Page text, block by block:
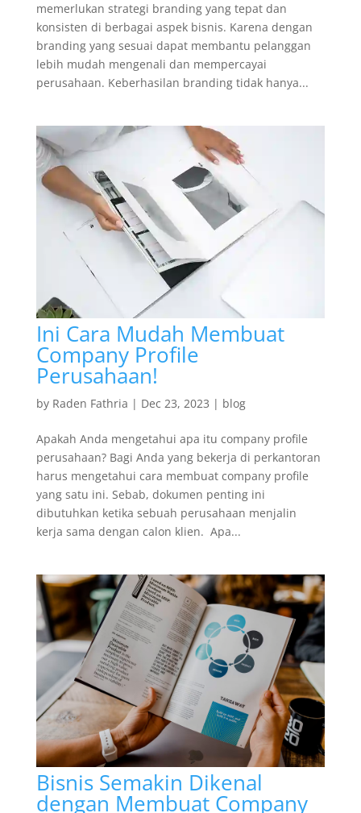
memerlukan strategi branding yang tepat dan
konsisten di berbagai aspek bisnis. Karena dengan
branding yang sesuai dapat membantu pelanggan
lebih mudah mengenali dan mempercayai
perusahaan. Keberhasilan branding tidak hanya...
Ini Cara Mudah Membuat
Company Profile
Perusahaan!
by Raden Fathria | Dec 23, 2023 | blog
Apakah Anda mengetahui apa itu company profile
perusahaan? Bagi Anda yang bekerja di perkantoran
harus mengetahui cara membuat company profile
yang satu ini. Sebab, dokumen penting ini
dibutuhkan ketika sebuah perusahaan menjalin
kerja sama dengan calon klien. Apa...
Bisnis Semakin Dikenal
dengan Membuat Company